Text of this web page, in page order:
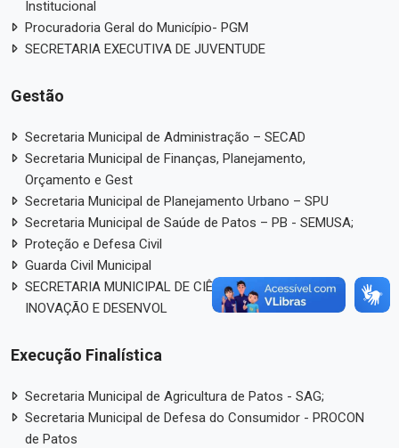
Institucional
Procuradoria Geral do Município- PGM
SECRETARIA EXECUTIVA DE JUVENTUDE
Gestão
Secretaria Municipal de Administração – SECAD
Secretaria Municipal de Finanças, Planejamento,
Orçamento e Gest
Secretaria Municipal de Planejamento Urbano – SPU
Secretaria Municipal de Saúde de Patos – PB - SEMUSA;
Proteção e Defesa Civil
Guarda Civil Municipal
SECRETARIA MUNICIPAL DE CIÊNCIA, TECNOLOGIA,
INOVAÇÃO E DESENVOL
Execução Finalística
Secretaria Municipal de Agricultura de Patos - SAG;
Secretaria Municipal de Defesa do Consumidor - PROCON
de Patos